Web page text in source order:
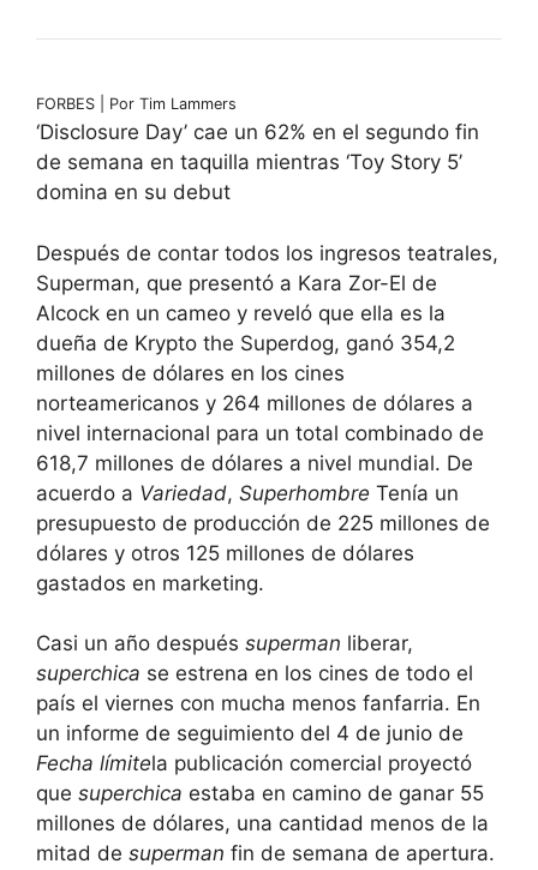
FORBES | Por Tim Lammers
‘Disclosure Day’ cae un 62% en el segundo fin
de semana en taquilla mientras ‘Toy Story 5’
domina en su debut
Después de contar todos los ingresos teatrales,
Superman, que presentó a Kara Zor-El de
Alcock en un cameo y reveló que ella es la
dueña de Krypto the Superdog, ganó 354,2
millones de dólares en los cines
norteamericanos y 264 millones de dólares a
nivel internacional para un total combinado de
618,7 millones de dólares a nivel mundial. De
acuerdo a Variedad, Superhombre Tenía un
presupuesto de producción de 225 millones de
dólares y otros 125 millones de dólares
gastados en marketing.
Casi un año después superman liberar,
superchica se estrena en los cines de todo el
país el viernes con mucha menos fanfarria. En
un informe de seguimiento del 4 de junio de
Fecha límitela publicación comercial proyectó
que superchica estaba en camino de ganar 55
millones de dólares, una cantidad menos de la
mitad de superman fin de semana de apertura.